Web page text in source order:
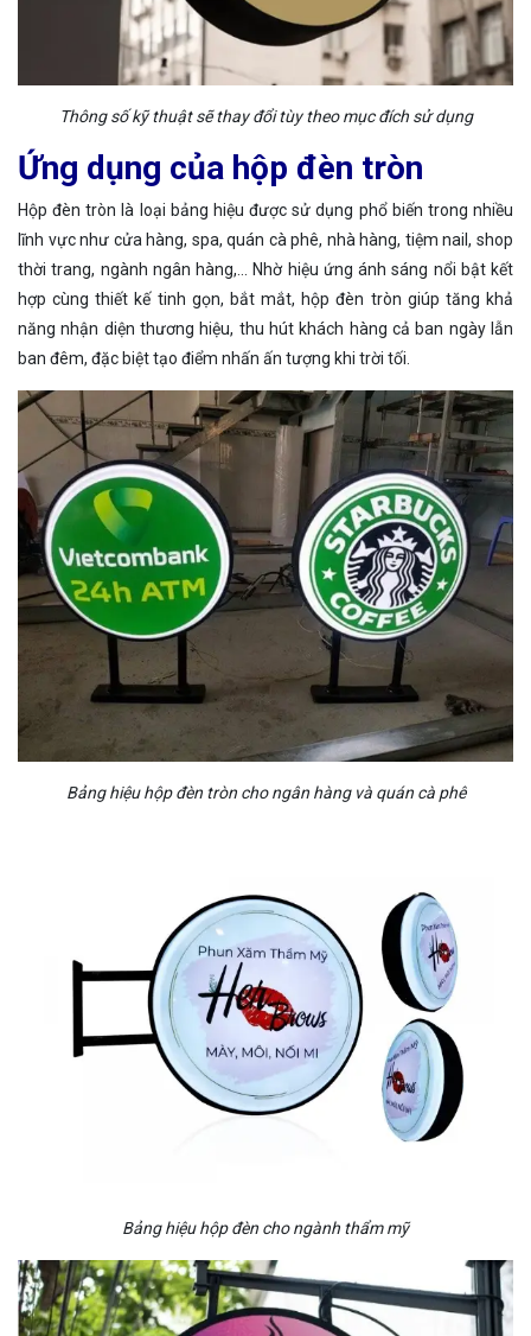
Thông số kỹ thuật sẽ thay đổi tùy theo mục đích sử dụng
Ứng dụng của hộp đèn tròn
Hộp đèn tròn là loại bảng hiệu được sử dụng phổ biến trong nhiều
lĩnh vực như cửa hàng, spa, quán cà phê, nhà hàng, tiệm nail, shop
thời trang, ngành ngân hàng,... Nhờ hiệu ứng ánh sáng nổi bật kết
hợp cùng thiết kế tinh gọn, bắt mắt, hộp đèn tròn giúp tăng khả
năng nhận diện thương hiệu, thu hút khách hàng cả ban ngày lẫn
ban đêm, đặc biệt tạo điểm nhấn ấn tượng khi trời tối.
Bảng hiệu hộp đèn tròn cho ngân hàng và quán cà phê
Bảng hiệu hộp đèn cho ngành thẩm mỹ